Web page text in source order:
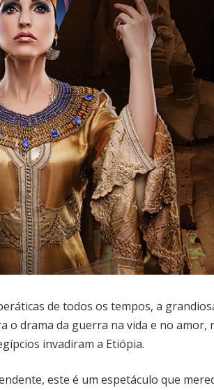
de todos os tempos, a
o drama da guerra na vida e no amor,
invadiram a Etiópia.
este é um espetáculo que